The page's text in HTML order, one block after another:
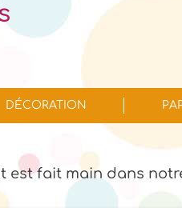
DÉCORATION
est fait main dans